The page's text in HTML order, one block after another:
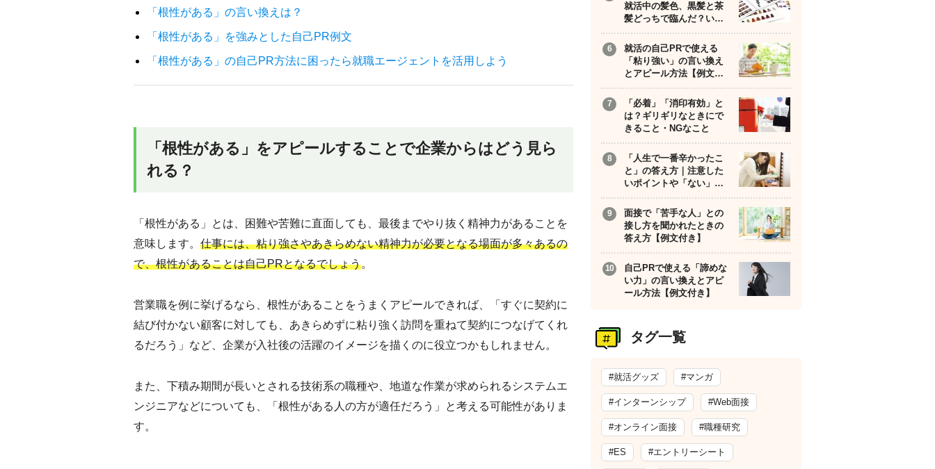
「根性がある」の言い換えは？
「根性がある」を強みとした自己PR例文
「根性がある」の自己PR方法に困ったら就職エージェントを活用しよう
「根性がある」をアピールすることで企業からはどう見ら
れる？
「根性がある」とは、困難や苦難に直面しても、最後までやり抜く精神力があることを
意味します。 仕事には、粘り強さやあきらめない精神力が必要となる場面が多々あるの
で、根性があることは自己PRとなるでしょう。
営業職を例に挙げるなら、根性があることをうまくアピールできれば、「すぐに契約に
結び付かない顧客に対しても、あきらめずに粘り強く訪問を重ねて契約につなげてくれ
るだろう」など、企業が入社後の活躍のイメージを描くのに役立つかもしれません。
また、下積み期間が長いとされる技術系の職種や、地道な作業が求められるシステムエ
ンジニアなどについても、「根性がある人の方が適任だろう」と考える可能性がありま
す。
就活中の髪色、黒髪と茶
髪どっちで臨んだ？い…
就活の自己PRで使える
「粘り強い」の言い換え
とアピール方法【例文…
「必着」「消印有効」と
は？ギリギリなときにで
きること・NGなこと
「人生で一番辛かったこ
と」の答え方｜注意した
いポイントや「ない」…
面接で「苦手な人」との
接し方を聞かれたときの
答え方【例文付き】
自己PRで使える「諦めな
い力」の言い換えとアピ
ール方法【例文付き】
タグ一覧
#就活グッズ #マンガ
#インターンシップ #Web面接
#オンライン面接 #職種研究
#ES #エントリーシート